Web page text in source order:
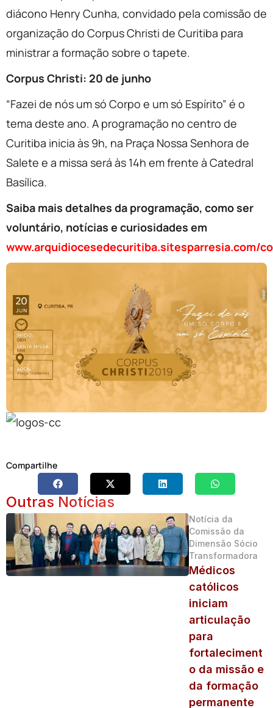
diácono Henry Cunha, convidado pela comissão de
organização do Corpus Christi de Curitiba para
ministrar a formação sobre o tapete.
Corpus Christi: 20 de junho
“Fazei de nós um só Corpo e um só Espírito” é o
tema deste ano. A programação no centro de
Curitiba inicia às 9h, na Praça Nossa Senhora de
Salete e a missa será às 14h em frente à Catedral
Basílica.
Saiba mais detalhes da programação, como ser
voluntário, notícias e curiosidades em
www.arquidiocesedecuritiba.sitesparresia.com/
Compartilhe
Outras Notícias
Notícia da
Comissão da
Dimensão Sócio
Transformadora
Médicos
católicos
iniciam
articulação
para
fortaleciment
o da missão e
da formação
permanente